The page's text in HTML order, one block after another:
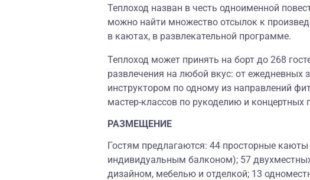
Теплоход назван в честь одноименной
можно найти множество отсылок к
в каютах, в развлекательной программе.
Теплоход может принять на борт до 268
развлечения на любой вкус: от ежедневных
инструктором по одному из направлений
мастер-классов по рукоделию и концертных
РАЗМЕЩЕНИЕ
Гостям предлагаются: 44 просторные
индивидуальным балконом); 57
дизайном, мебелью и отделкой; 13